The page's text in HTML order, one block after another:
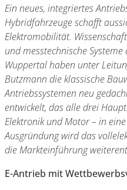
Ein neues, integriertes
Hybridfahrzeuge schafft
Elektromobilität.
und messtechnische
Wuppertal haben unter
Butzmann die klassische
Antriebssystemen neu
entwickelt, das alle drei
Elektronik und Motor – in
Ausgründung wird das
die Markteinführung
E-Antrieb mit